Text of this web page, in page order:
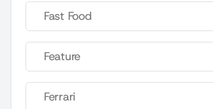
Fast Food
Feature
Ferrari